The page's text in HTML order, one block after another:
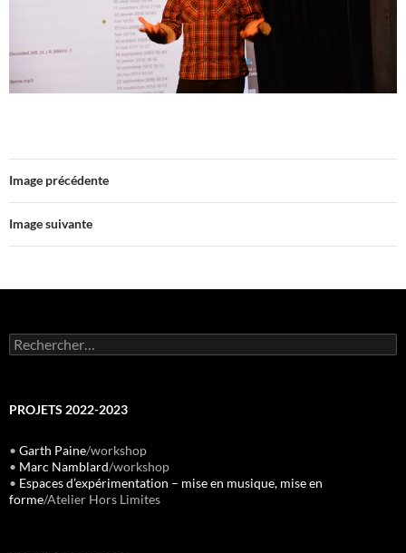
Image précédente
Image suivante
Rechercher :
PROJETS 2022-2023
• Garth Paine/workshop
• Marc Namblard/workshop
• Espaces d’expérimentation – mise en musique, mise en
forme/Atelier Hors Limites